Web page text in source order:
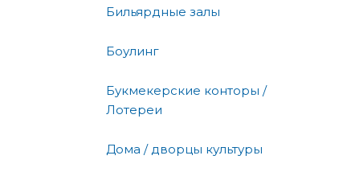
Бильярдные залы
Боулинг
Букмекерские конторы /
Лотереи
Дома / дворцы культуры